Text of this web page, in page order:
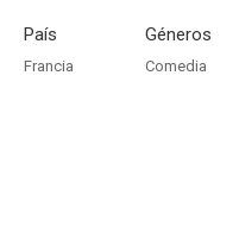
País
Francia
Géneros
Comedia